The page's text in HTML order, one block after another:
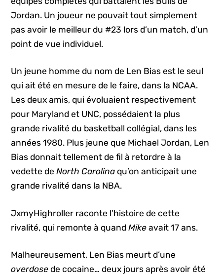
Jordan. Un joueur ne pouvait tout simplement
pas avoir le meilleur du #23 lors d’un match, d’un
point de vue individuel.
Un jeune homme du nom de Len Bias est le seul
qui ait été en mesure de le faire, dans la NCAA.
Les deux amis, qui évoluaient respectivement
pour Maryland et UNC, possédaient la plus
grande rivalité du basketball collégial, dans les
années 1980. Plus jeune que Michael Jordan, Len
Bias donnait tellement de fil à retordre à la
vedette deNorth Carolinaqu’on anticipait une
grande rivalité dans la NBA.
JxmyHighroller raconte l’histoire de cette
rivalité, qui remonte à quandMikeavait 17 ans.
Malheureusement, Len Bias meurt d’une
overdosede cocaine… deux jours après avoir été